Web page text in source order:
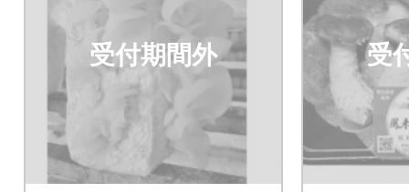
受付期間外 受